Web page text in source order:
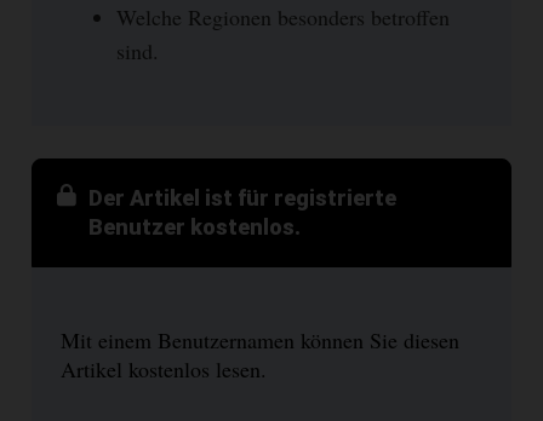
Welche Regionen besonders betroffen
sind.
Der Artikel ist für registrierte
Benutzer kostenlos.
Mit einem Benutzernamen können Sie diesen
Artikel kostenlos lesen.